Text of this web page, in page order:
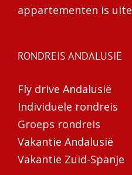
appartementen is
RONDREIS ANDALUSIË
Fly drive Andalusië
Individuele rondreis
Groeps rondreis
Vakantie Andalusië
Vakantie Zuid-Spanje